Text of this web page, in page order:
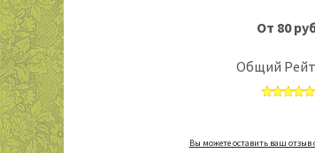
От 80
Общий
Вы можете оставить ваш отзыв